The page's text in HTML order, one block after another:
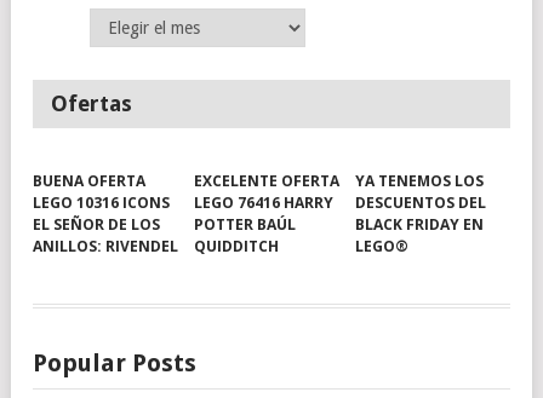
Archivos
Ofertas
BUENA OFERTA
LEGO 10316 ICONS
EL SEÑOR DE LOS
ANILLOS: RIVENDEL
EXCELENTE OFERTA
LEGO 76416 HARRY
POTTER BAÚL
QUIDDITCH
YA TENEMOS LOS
DESCUENTOS DEL
BLACK FRIDAY EN
LEGO®
Popular Posts